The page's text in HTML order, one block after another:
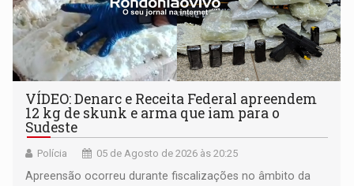
VÍDEO: Denarc e Receita Federal apreendem
12 kg de skunk e arma que iam para o
Sudeste
Polícia 05 de Agosto de 2026 às 20:25
Apreensão ocorreu durante fiscalizações no âmbito da